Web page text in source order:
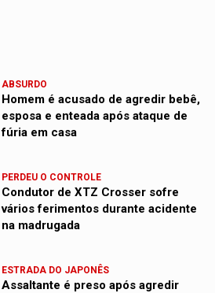
ABSURDO
Homem é acusado de agredir bebê,
esposa e enteada após ataque de
fúria em casa
PERDEU O CONTROLE
Condutor de XTZ Crosser sofre
vários ferimentos durante acidente
na madrugada
ESTRADA DO JAPONÊS
Assaltante é preso após agredir